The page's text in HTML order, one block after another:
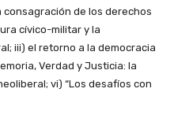
de los derechos
cívico-militar y la
iii) el retorno a la democracia
Verdad y Justicia: la
vi) “Los desafíos con